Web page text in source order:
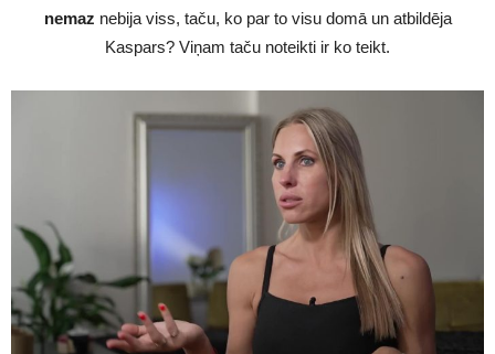
nemaz nebija viss, taču, ko par to visu domā un atbildēja
Kaspars? Viņam taču noteikti ir ko teikt.